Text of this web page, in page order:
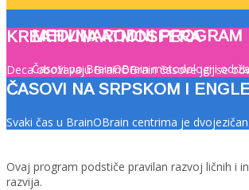
MEĐUNARODNI PROGRAM
Časovi po BrainOBrain metodologiji
ČASOVI NA SRPSKOM I
Svaki čas u BrainOBrain centrima je
KREATIVNA ATMOSFERA
Deca obožavaju BrainOBrain časove jer se
Ovaj program podstiče pravilan razvoj ličnih i
razvija.